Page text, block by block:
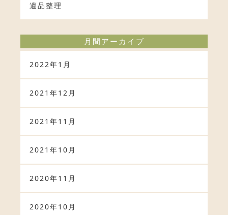
遺品整理
月間アーカイブ
2022年1月
2021年12月
2021年11月
2021年10月
2020年11月
2020年10月